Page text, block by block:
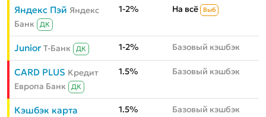
Яндекс Пэй Яндекс
Банк
ДК
1-2% На всё Выб
Junior Т-Банк ДК 1-2% Базовый кэшбэк
CARD PLUS Кредит
Европа Банк
ДК
1.5% Базовый кэшбэк
Кэшбэк карта 1.5% Базовый кэшбэк